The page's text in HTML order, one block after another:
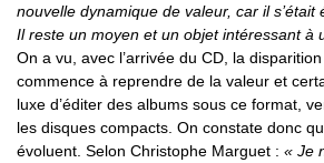
nouvelle dynamique de valeur, car il s’était
Il reste un moyen et un objet intéressant à
On a vu, avec l’arrivée du CD, la
commence à reprendre de la valeur et
luxe d’éditer des albums sous ce format,
les disques compacts. On constate donc
évoluent. Selon Christophe Marguet : « Je